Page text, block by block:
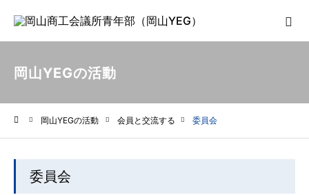
岡山YEGの活動
岡山YEGの活動 会員と交流する 委員会
委員会